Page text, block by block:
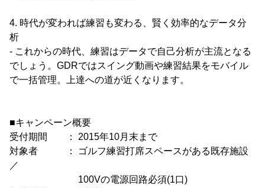
4. 時代が変われば練習も変わる、賢く効率的なデータ分
析
- これからの時代、練習はデータで自己分析が主流となる
でしょう。GDRではスイング動画や練習結果をモバイル
で一括管理。上達への道が近くなります。
■キャンペーン概要
受付期間 ： 2015年10月末まで
対象者 ： ゴルフ練習打席スペースがある既存施設
／
100Vの電源回路必須(1口)